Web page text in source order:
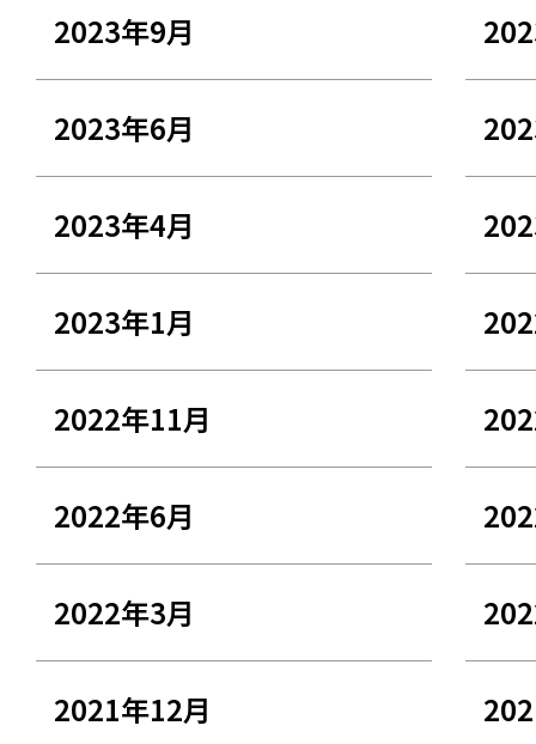
2023年9月
2023年6月
2023年4月
2023年1月
2022年11月
2022年6月
2022年3月
2021年12月